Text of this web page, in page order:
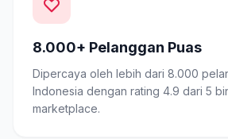
8.000+ Pelanggan Puas
Dipercaya oleh lebih dari 8.000
Indonesia dengan rating 4.9 dari 5
marketplace.